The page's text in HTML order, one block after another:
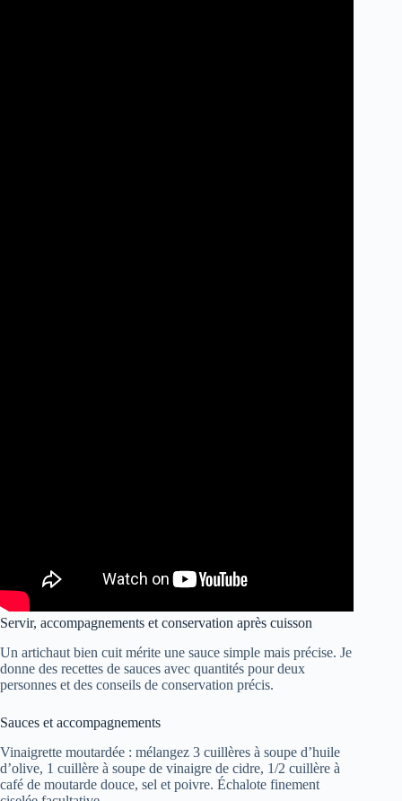
Servir, accompagnements et conservation après cuisson
Un artichaut bien cuit mérite une sauce simple mais précise. Je
donne des recettes de sauces avec quantités pour deux
personnes et des conseils de conservation précis.
Sauces et accompagnements
Vinaigrette moutardée : mélangez 3 cuillères à soupe d’huile
d’olive, 1 cuillère à soupe de vinaigre de cidre, 1/2 cuillère à
café de moutarde douce, sel et poivre. Échalote finement